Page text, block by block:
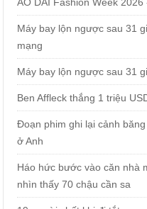
ÁO DÀI Fashion Week
Máy bay lộn ngược sau 31
mạng
Máy bay lộn ngược sau 31
Ben Affleck thắng 1 triệu
Đoạn phim ghi lại cảnh
ở Anh
Háo hức bước vào căn nhà
nhìn thấy 70 chậu cần sa